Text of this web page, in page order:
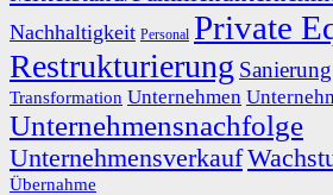
Nachhaltigkeit Personal Private
Restrukturierung Sanierung
Transformation Unternehmen
Unternehmensnachfolge
Unternehmensverkauf
Übernahme